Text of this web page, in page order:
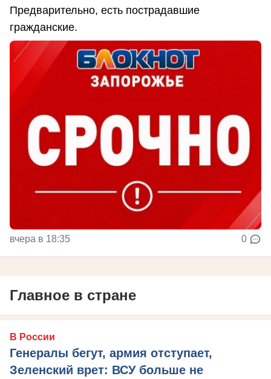
Предварительно, есть пострадавшие
гражданские.
вчера в 18:35 0
Главное в стране
В России
Генералы бегут, армия отступает,
Зеленский врет: ВСУ больше не